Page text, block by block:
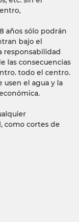
años sólo podrán
bajo el
responsabilidad
las consecuencias
todo el centro.
usen el agua y la
como cortes de